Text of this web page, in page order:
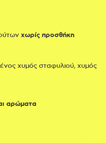
χωρίς προσθήκη
χυμός σταφυλιού, χυμός
αρώματα